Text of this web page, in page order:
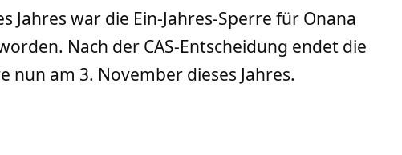
Jahres war die Ein-Jahres-Sperre für Onana
Nach der CAS-Entscheidung endet die
nun am 3. November dieses Jahres.